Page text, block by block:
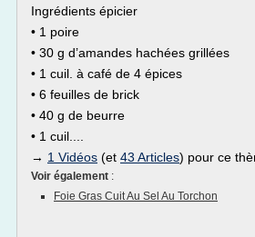
Ingrédients épicier
• 1 poire
• 30 g d’amandes hachées grillées
• 1 cuil. à café de 4 épices
• 6 feuilles de brick
• 40 g de beurre
• 1 cuil....
→ 1 Vidéos (et 43 Articles) pour ce
Voir également :
Foie Gras Cuit Au Sel Au Torchon